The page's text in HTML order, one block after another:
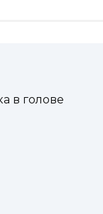
в голове